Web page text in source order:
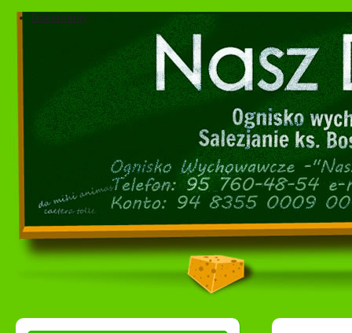
Dokumenty